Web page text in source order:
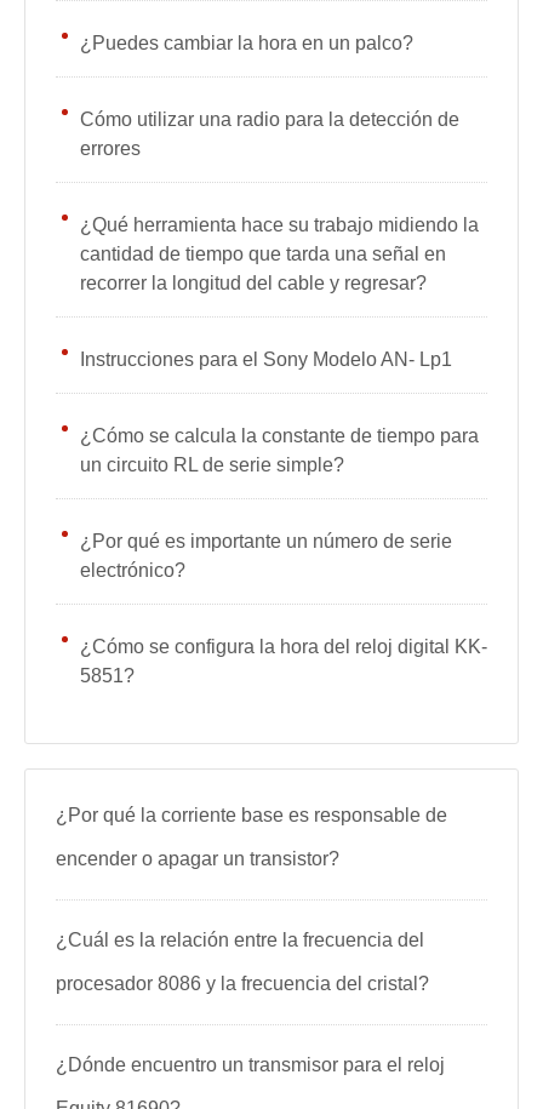
¿Puedes cambiar la hora en un palco?
Cómo utilizar una radio para la detección de
errores
¿Qué herramienta hace su trabajo midiendo la
cantidad de tiempo que tarda una señal en
recorrer la longitud del cable y regresar?
Instrucciones para el Sony Modelo AN- Lp1
¿Cómo se calcula la constante de tiempo para
un circuito RL de serie simple?
¿Por qué es importante un número de serie
electrónico?
¿Cómo se configura la hora del reloj digital KK-
5851?
¿Por qué la corriente base es responsable de
encender o apagar un transistor?
¿Cuál es la relación entre la frecuencia del
procesador 8086 y la frecuencia del cristal?
¿Dónde encuentro un transmisor para el reloj